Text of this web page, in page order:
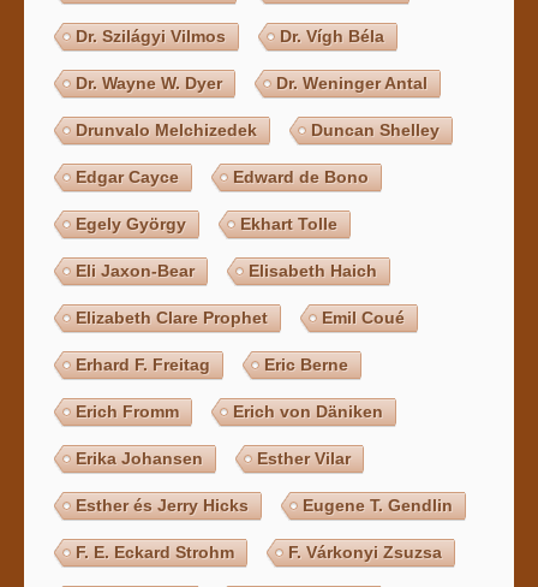
Dr. Szilágyi Vilmos Dr. Vígh Béla
Dr. Wayne W. Dyer Dr. Weninger Antal
Drunvalo Melchizedek Duncan Shelley
Edgar Cayce Edward de Bono
Egely György Ekhart Tolle
Eli Jaxon-Bear Elisabeth Haich
Elizabeth Clare Prophet Emil Coué
Erhard F. Freitag Eric Berne
Erich Fromm Erich von Däniken
Erika Johansen Esther Vilar
Esther és Jerry Hicks Eugene T. Gendlin
F. E. Eckard Strohm F. Várkonyi Zsuzsa